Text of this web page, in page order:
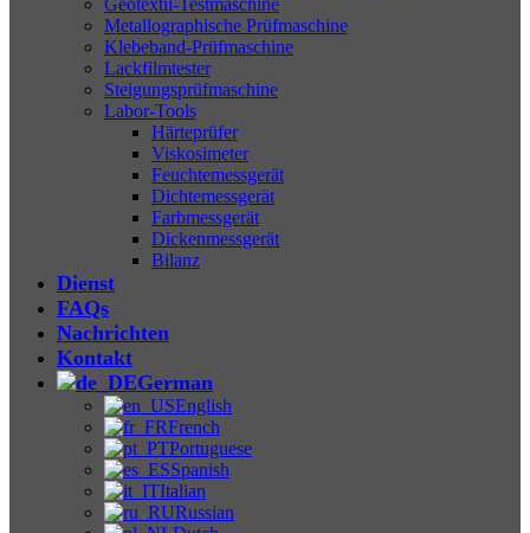
Geotextil-Testmaschine
Metallographische Prüfmaschine
Klebeband-Prüfmaschine
Lackfilmtester
Steigungsprüfmaschine
Labor-Tools
Härteprüfer
Viskosimeter
Feuchtemessgerät
Dichtemessgerät
Farbmessgerät
Dickenmessgerät
Bilanz
Dienst
FAQs
Nachrichten
Kontakt
German
English
French
Portuguese
Spanish
Italian
Russian